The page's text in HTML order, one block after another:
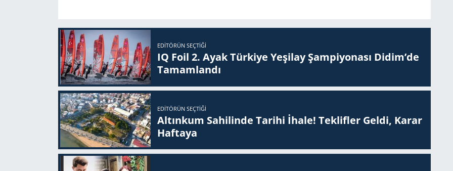
EDITÖRÜN SEÇTIĞI
IQ Foil 2. Ayak Tür­ki­ye Ye­şi­lay Şam­pi­yo­na­sı Didim’de
Ta­mam­lan­dı
EDITÖRÜN SEÇTIĞI
Altınkum Sahilinde Tarihi İhale! Teklifler Geldi, Karar
Haftaya